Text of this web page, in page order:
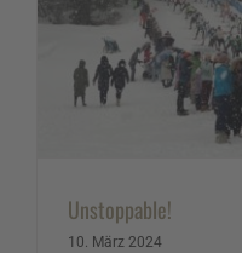
Unstoppable!
10. März 2024